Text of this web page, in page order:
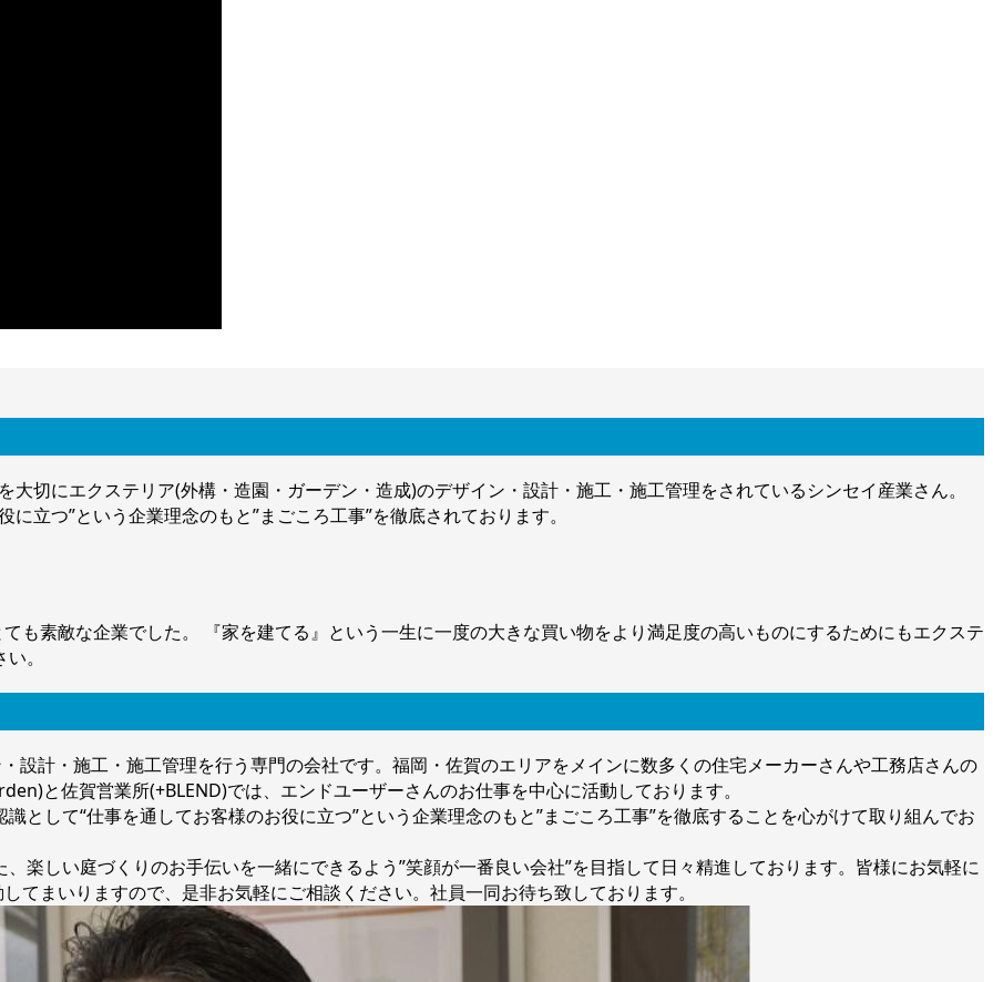
切にエクステリア(外構・造園・ガーデン・造成)のデザイン・設計・施工・施工管理をされているシンセイ産業さん。
立つ”という企業理念のもと”まごころ工事”を徹底されております。
も素敵な企業でした。 『家を建てる』という一生に一度の大きな買い物をより満足度の高いものにするためにもエクステ
。
設計・施工・施工管理を行う専門の会社です。福岡・佐賀のエリアをメインに数多くの住宅メーカーさんや工務店さんの
と佐賀営業所(+BLEND)では、エンドユーザーさんのお仕事を中心に活動しております。
として“仕事を通してお客様のお役に立つ”という企業理念のもと”まごころ工事”を徹底することを心がけて取り組んでお
楽しい庭づくりのお手伝いを一緒にできるよう”笑顔が一番良い会社”を目指して日々精進しております。皆様にお気軽に
てまいりますので、是非お気軽にご相談ください。社員一同お待ち致しております。